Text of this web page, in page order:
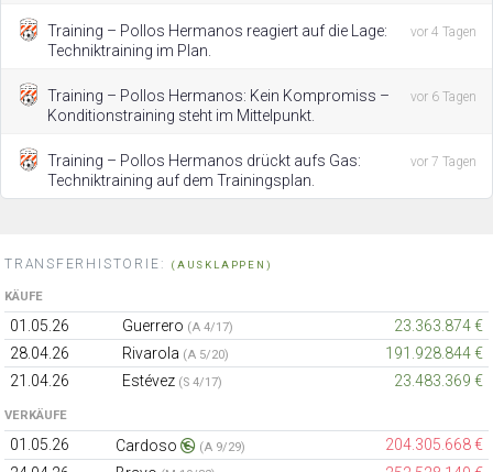
Training – Pollos Hermanos reagiert auf die Lage:
Techniktraining im Plan.
vor 4 Tagen
Training – Pollos Hermanos: Kein Kompromiss –
Konditionstraining steht im Mittelpunkt.
vor 6 Tagen
Training – Pollos Hermanos drückt aufs Gas:
Techniktraining auf dem Trainingsplan.
vor 7 Tagen
TRANSFERHISTORIE: (AUSKLAPPEN)
KÄUFE
01.05.26 Guerrero (A 4/17)
23.363.874 €
28.04.26
Rivarola (A 5/20)
191.928.844 €
21.04.26
Estévez (S 4/17) 23.483.369 €
VERKÄUFE
01.05.26 Cardoso (A 9/29)
204.305.668 €